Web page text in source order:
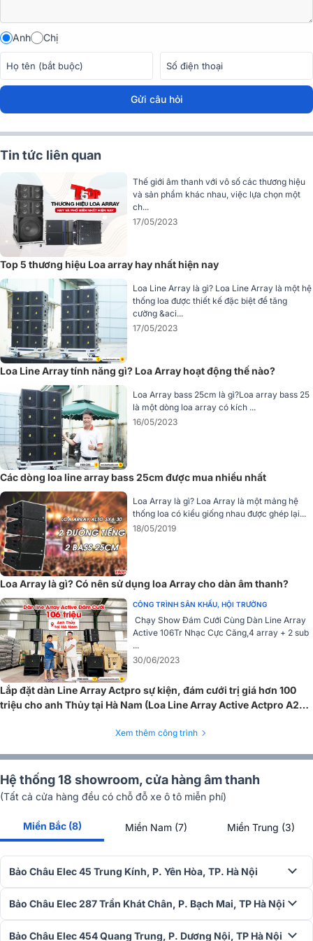
front array hoặc đặt ở đầu mảng loađể kiểm soát vùng phủ
chính xác hơn.
2. Cấu hình Transducer - Công nghệ độc quyền
Bên trongMeyer Sound Leopard
kế riêng cho hiệu suất cao:
2 loa bass đường kính 9 inch, hành trình dài (long-
excursion cone driver): tái tạo dải trung-trầm mạnh mẽ, giảm
méo tiếng khi hoạt động ở mức áp suất âm thanh lớn.
Một driver nén 3 inch (compression driver)
tiết, sáng rõ, giữ được độ trong trẻo ngay cả ở SPL cao.
Driver HF được kết nối với
họng kèn định hướng không đổi
(constant-directivity horn) thông quaREM® manifold
nghệ độc quyền của Meyer Sound. Bộ chia sóng này giúp tối
ưu hóa sự phân bố tần số cao, đảm bảo độ đồng đều về âm
thanh trong toàn bộ vùng phủ, hạn chế hiện tượng nén âm
hay rối pha.
Điểm nổi bật khiến Meyer Sound Leopard khác biệt hoàn toàn so với
nhiều hệ thống line array khác chính làtriết lý thiết kế self-powered.
Thay vì phụ thuộc vào ampli và DSP rời bên ngoài, mỗi thùng loa
Leopard đã đượctích hợp sẵn ampli Class D công suất cao và bộ
xử lý tín hiệu số DSP. Điều này không chỉ giúptối ưu hóa sự đồng bộ
giữa loa - ampli - DSP
hành
, giảm thiểu rủi ro sai lệch trong hệ thống.
Anh Chị
Gửi câu hỏi
Tin tức liên quan
Thế giới âm thanh với vô số các thương hiệu
và sản phẩm khác nhau, việc lựa chọn một
ch...
17/05/2023
Top 5 thương hiệu Loa array hay nhất hiện nay
Loa Line Array là gì? Loa Line Array là một hệ
thống loa được thiết kế đặc biệt để tăng
cường &aci...
17/05/2023
Loa Line Array tính năng gì? Loa Array hoạt động thế nào?
Loa Array bass 25cm là gì?Loa array bass 25
là một dòng loa array có kích ...
16/05/2023
Các dòng loa line array bass 25cm được mua nhiều nhất
Loa Array là gì? Loa Array là một mảng hệ
thống loa có kiểu giống nhau được ghép lại...
18/05/2019
Loa Array là gì? Có nên sử dụng loa Array cho dàn âm thanh?
CÔNG TRÌNH SÂN KHẤU, HỘI TRƯỜNG
Chạy Show Đám Cưới Cùng Dàn Line Array
Active 106Tr Nhạc Cực Căng,4 array + 2 sub
...
30/06/2023
Lắp đặt dàn Line Array Actpro sự kiện, đám cưới trị giá hơn 100
triệu cho anh Thủy tại Hà Nam (Loa Line Array Active Actpro A2
Xem thêm công trình
Hệ thống 18 showroom, cửa hàng âm thanh
(Tất cả cửa hàng đều có chỗ đỗ xe ô tô miễn phí)
Miền Bắc (8) Miền Nam (7) Miền Trung (3)
Bảo Châu Elec 45 Trung Kính, P. Yên Hòa, TP. Hà Nội
Bảo Châu Elec 287 Trần Khát Chân, P. Bạch Mai, TP Hà Nội
Bảo Châu Elec 454 Quang Trung, P. Dương Nội, TP Hà Nội